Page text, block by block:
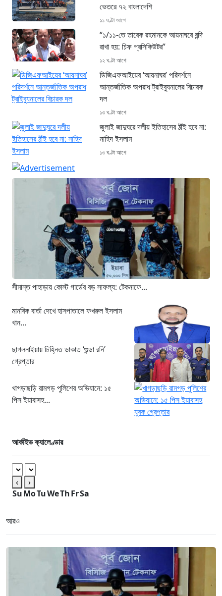
ভেতরে ৭২ বাংলাদেশি
১১ ঘণ্টা আগে
“১/১১-তে তারেক রহমানকে আয়নাঘরে বন্দি
রাখা হয়: চিফ প্রসিকিউটর”
১২ ঘণ্টা আগে
ডিজিএফআইয়ের ‘আয়নাঘর’ পরিদর্শনে
আন্তর্জাতিক অপরাধ ট্রাইব্যুনালের বিচারক
দল
১৩ ঘণ্টা আগে
জুলাই জাদুঘরে দলীয় ইতিহাসের ঠাঁই হবে না:
নাহিদ ইসলাম
১৩ ঘণ্টা আগে
সীমান্ত পাহাড়ায় কোস্ট গার্ডের বড় সাফল্য: টেকনাফে...
মানবিক বার্তা দেখে হাসপাতালে ফখরুল ইসলাম
খান...
ছাগলনাইয়ায় চিহ্নিত ডাকাত ‘গুন্ডা রনি’
গ্রেপ্তার
খাগড়াছড়ি রামগড় পুলিশের অভিযানে: ১৫
পিস ইয়াবাসহ...
আর্কাইভ ক্যালেণ্ডার
‹
›
SuMoTuWeThFrSa
আরও